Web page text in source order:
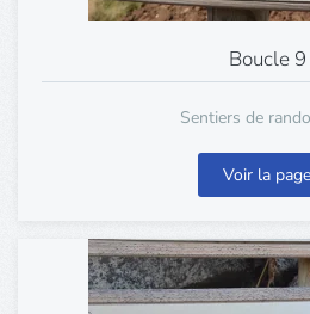
Boucle 9
Sentiers de
Voir la page